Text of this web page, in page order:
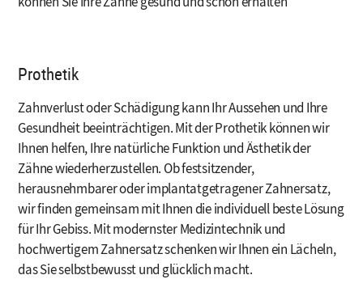
Prothetik
Zahnverlust oder Schädigung kann Ihr Aussehen und Ihre
Gesundheit beeinträchtigen. Mit der Prothetik können wir
Ihnen helfen, Ihre natürliche Funktion und Ästhetik der
Zähne wiederherzustellen. Ob festsitzender,
herausnehmbarer oder implantatgetragener Zahnersatz,
wir finden gemeinsam mit Ihnen die individuell beste Lösung
für Ihr Gebiss. Mit modernster Medizintechnik und
hochwertigem Zahnersatz schenken wir Ihnen ein Lächeln,
das Sie selbstbewusst und glücklich macht.